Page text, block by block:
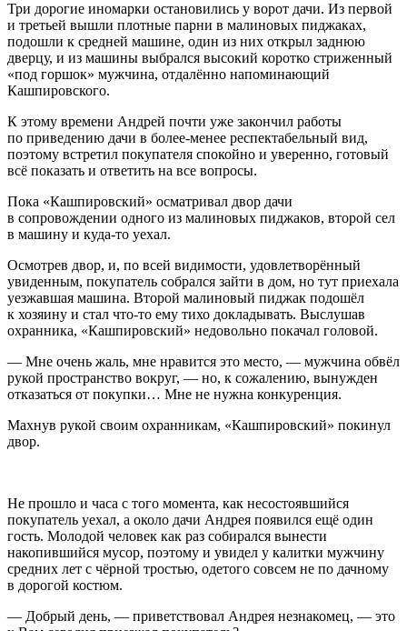
Три дорогие иномарки остановились у ворот дачи. Из первой
и третьей вышли плотные парни в малиновых пиджаках,
подошли к средней машине, один из них открыл заднюю
дверцу, и из машины выбрался высокий коротко стриженный
«под горшок» мужчина, отдалённо напоминающий
Кашпировского.
К этому времени Андрей почти уже закончил работы
по приведению дачи в более-менее респектабельный вид,
поэтому встретил покупателя спокойно и уверенно, готовый
всё показать и ответить на все вопросы.
Пока «Кашпировский» осматривал двор дачи
в сопровождении одного из малиновых пиджаков, второй сел
в машину и куда-то уехал.
Осмотрев двор, и, по всей видимости, удовлетворённый
увиденным, покупатель собрался зайти в дом, но тут приехала
уезжавшая машина. Второй малиновый пиджак подошёл
к хозяину и стал что-то ему тихо докладывать. Выслушав
охранника, «Кашпировский» недовольно покачал головой.
— Мне очень жаль, мне нравится это место, — мужчина обвёл
рукой пространство вокруг, — но, к сожалению, вынужден
отказаться от покупки… Мне не нужна конкуренция.
Махнув рукой своим охранникам, «Кашпировский» покинул
двор.
Не прошло и часа с того момента, как несостоявшийся
покупатель уехал, а около дачи Андрея появился ещё один
гость. Молодой человек как раз собирался вынести
накопившийся мусор, поэтому и увидел у калитки мужчину
средних лет с чёрной тростью, одетого совсем не по дачному
в дорогой костюм.
— Добрый день, — приветствовал Андрея незнакомец, — это